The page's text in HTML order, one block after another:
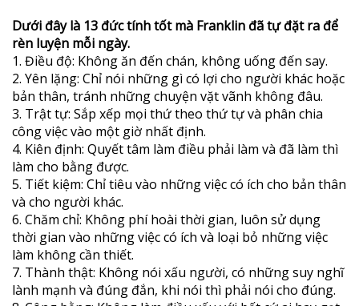
Dưới đây là 13 đức tính tốt mà Franklin đã tự đặt ra để
rèn luyện mỗi ngày.
1. Điều độ: Không ăn đến chán, không uống đến say.
2. Yên lặng: Chỉ nói những gì có lợi cho người khác hoặc
bản thân, tránh những chuyện vặt vãnh không đâu.
3. Trật tự: Sắp xếp mọi thứ theo thứ tự và phân chia
công việc vào một giờ nhất định.
4. Kiên định: Quyết tâm làm điều phải làm và đã làm thì
làm cho bằng được.
5. Tiết kiệm: Chỉ tiêu vào những việc có ích cho bản thân
và cho người khác.
6. Chăm chỉ: Không phí hoài thời gian, luôn sử dụng
thời gian vào những việc có ích và loại bỏ những việc
làm không cần thiết.
7. Thành thật: Không nói xấu người, có những suy nghĩ
lành mạnh và đúng đắn, khi nói thì phải nói cho đúng.